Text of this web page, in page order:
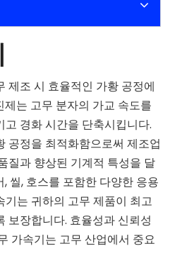
제조 시 효율적인 가황 공정에
는 고무 분자의 가교 속도를
경화 시간을 단축시킵니다.
공정을 최적화함으로써 제조업
질과 향상된 기계적 특성을 달
씰, 호스를 포함한 다양한 응용
는 귀하의 고무 제품이 최고
보장합니다. 효율성과 신뢰성
가속기는 고무 산업에서 중요